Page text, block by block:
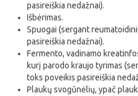
pasireiškia nedažnai).
Išbėrimas.
Spuogai (sergant
pasireiškia nedažnai).
Fermento, vadinamo
kurį parodo kraujo tyrimas
toks poveikis pasireiškia
Plaukų svogūnėlių, ypač